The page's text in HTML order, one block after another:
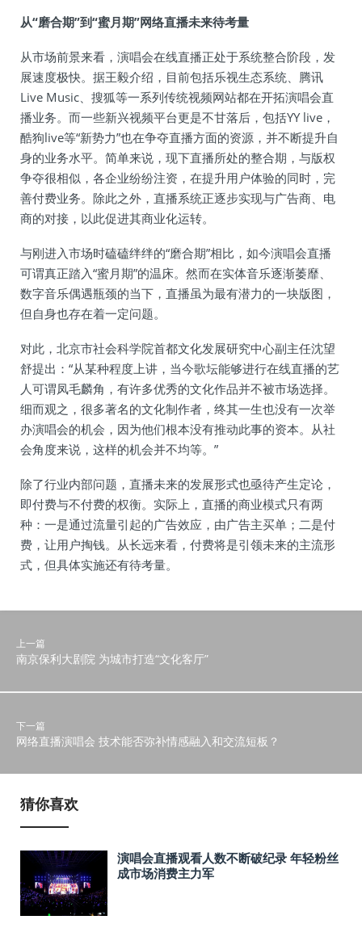
从“磨合期”到“蜜月期”网络直播未来待考量
从市场前景来看，演唱会在线直播正处于系统整合阶段，发
展速度极快。据王毅介绍，目前包括乐视生态系统、腾讯
Live Music、搜狐等一系列传统视频网站都在开拓演唱会直
播业务。而一些新兴视频平台更是不甘落后，包括YY live，
酷狗live等“新势力”也在争夺直播方面的资源，并不断提升自
身的业务水平。简单来说，现下直播所处的整合期，与版权
争夺很相似，各企业纷纷注资，在提升用户体验的同时，完
善付费业务。除此之外，直播系统正逐步实现与广告商、电
商的对接，以此促进其商业化运转。
与刚进入市场时磕磕绊绊的“磨合期”相比，如今演唱会直播
可谓真正踏入“蜜月期”的温床。然而在实体音乐逐渐萎靡、
数字音乐偶遇瓶颈的当下，直播虽为最有潜力的一块版图，
但自身也存在着一定问题。
对此，北京市社会科学院首都文化发展研究中心副主任沈望
舒提出：“从某种程度上讲，当今歌坛能够进行在线直播的艺
人可谓凤毛麟角，有许多优秀的文化作品并不被市场选择。
细而观之，很多著名的文化制作者，终其一生也没有一次举
办演唱会的机会，因为他们根本没有推动此事的资本。从社
会角度来说，这样的机会并不均等。”
除了行业内部问题，直播未来的发展形式也亟待产生定论，
即付费与不付费的权衡。实际上，直播的商业模式只有两
种：一是通过流量引起的广告效应，由广告主买单；二是付
费，让用户掏钱。从长远来看，付费将是引领未来的主流形
式，但具体实施还有待考量。
上一篇
南京保利大剧院 为城市打造“文化客厅”
下一篇
网络直播演唱会 技术能否弥补情感融入和交流短板？
猜你喜欢
演唱会直播观看人数不断破纪录 年轻粉丝
成市场消费主力军